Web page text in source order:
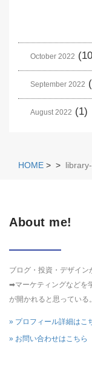
October 2022
September 2022
August 2022 (1)
HOME > >
About me!
ブログ・投資・デザイ
➡マーケティングなどを
が開かれると思っている
» プロフィール詳細はこ
» お問い合わせはこちら